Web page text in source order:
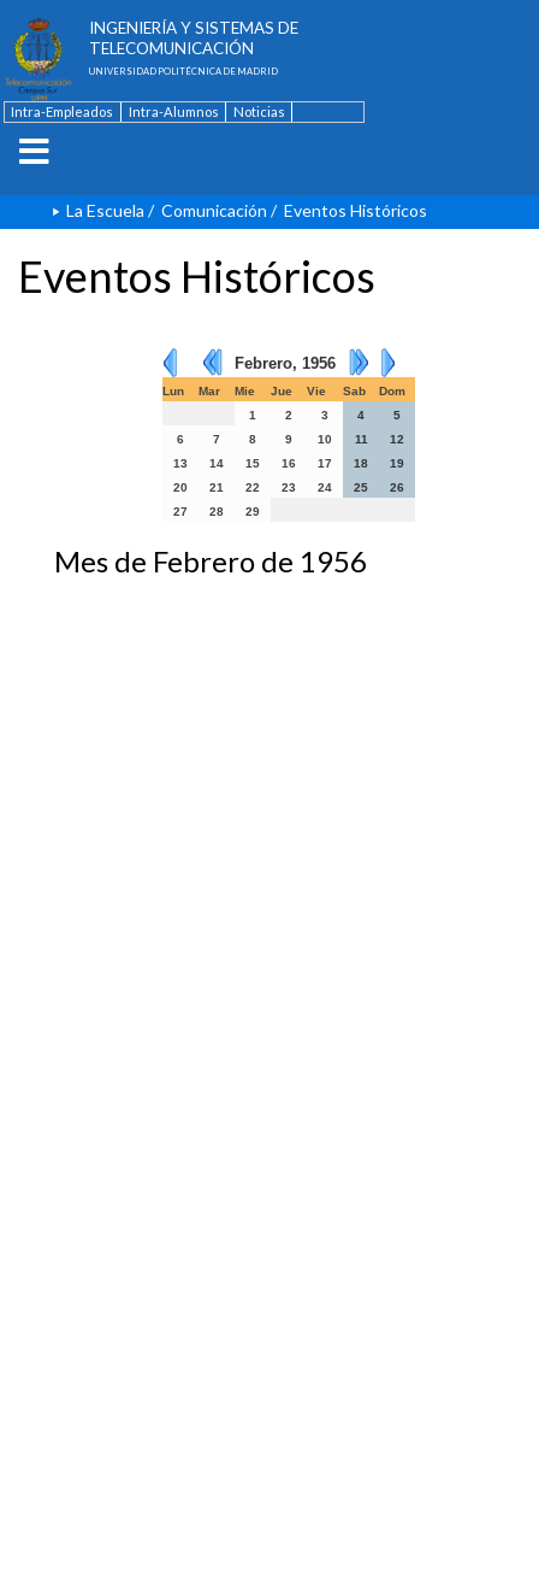
INGENIERÍA Y SISTEMAS DE
TELECOMUNICACIÓN
UNIVERSIDAD POLITÉCNICA DE MADRID
Intra-Empleados Intra-Alumnos
Noticias
La Escuela / Comunicación / Eventos Históricos
Eventos Históricos
Febrero, 1956
Lun Mar Mie Jue Vie Sab
Dom
1
2 3 4
5
6
7 8 9 10 11
12
13
14 15 16 17 18
19
20
21 22 23 24 25
26
27
28 29
Mes de Febrero de 1956